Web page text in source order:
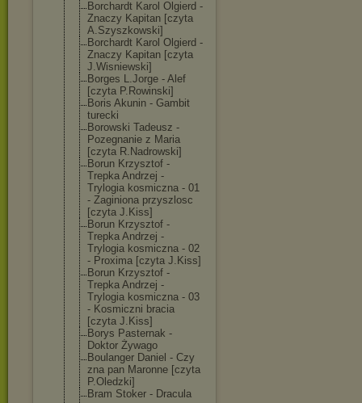
Borchardt Karol Olgierd -
Znaczy Kapitan [czyta
A.Szyszkowski]
Borchardt Karol Olgierd -
Znaczy Kapitan [czyta
J.Wisniewski]
Borges L.Jorge - Alef
[czyta P.Rowinski]
Boris Akunin - Gambit
turecki
Borowski Tadeusz -
Pozegnanie z Maria
[czyta R.Nadrowski]
Borun Krzysztof -
Trepka Andrzej -
Trylogia kosmiczna - 01
- Zaginiona przyszlosc
[czyta J.Kiss]
Borun Krzysztof -
Trepka Andrzej -
Trylogia kosmiczna - 02
- Proxima [czyta J.Kiss]
Borun Krzysztof -
Trepka Andrzej -
Trylogia kosmiczna - 03
- Kosmiczni bracia
[czyta J.Kiss]
Borys Pasternak -
Doktor Żywago
Boulanger Daniel - Czy
zna pan Maronne [czyta
P.Oledzki]
Bram Stoker - Dracula